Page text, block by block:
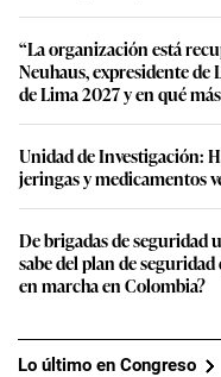
“La organización está
Neuhaus, expresidente de
de Lima 2027 y en qué
Unidad de Investigación:
jeringas y medicamentos
De brigadas de seguridad
sabe del plan de
en marcha en Colombia?
Lo último en Congreso